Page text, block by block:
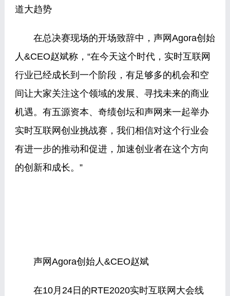
道大趋势
在总决赛现场的开场致辞中，声网Agora创始
人&CEO赵斌称，“在今天这个时代，实时互联网
行业已经成长到一个阶段，有足够多的机会和空
间让大家关注这个领域的发展、寻找未来的商业
机遇。有五源资本、奇绩创坛和声网来一起举办
实时互联网创业挑战赛，我们相信对这个行业会
有进一步的推动和促进，加速创业者在这个方向
的创新和成长。”
声网Agora创始人&CEO赵斌
在10月24日的RTE2020实时互联网大会线